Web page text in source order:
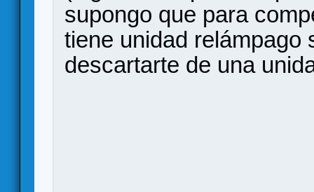
supongo que para
tiene unidad relámpago
descartarte de una